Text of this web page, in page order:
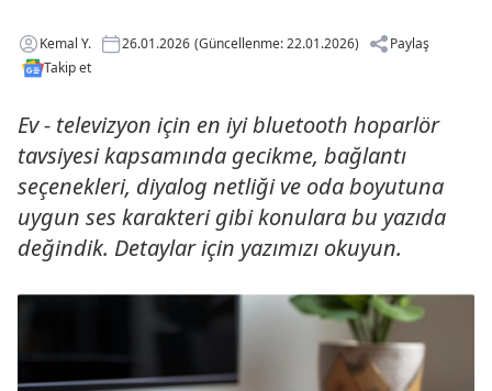
Kemal Y. 26.01.2026 (Güncellenme: 22.01.2026)
Paylaş
Takip et
Ev - televizyon için en iyi bluetooth hoparlör
tavsiyesi kapsamında gecikme, bağlantı
seçenekleri, diyalog netliği ve oda boyutuna
uygun ses karakteri gibi konulara bu yazıda
değindik. Detaylar için yazımızı okuyun.